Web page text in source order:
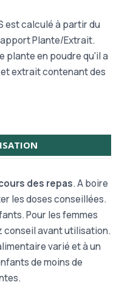
est calculé à partir du
Plante/Extrait.
plante en poudre qu'il a
extrait contenant des
des repas. A boire
les doses conseillées.
Pour les femmes
conseil avant utilisation.
varié et à un
de moins de